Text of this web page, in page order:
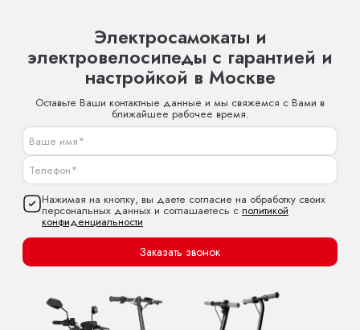
Электросамокаты и
электровелосипеды с гарантией и
настройкой в Москве
Оставьте Ваши контактные данные и мы свяжемся с Вами в
ближайшее рабочее время.
Нажимая на кнопку, вы даете согласие на обработку своих
персональных данных и соглашаетесь с политикой
конфиденциальности
Заказать звонок